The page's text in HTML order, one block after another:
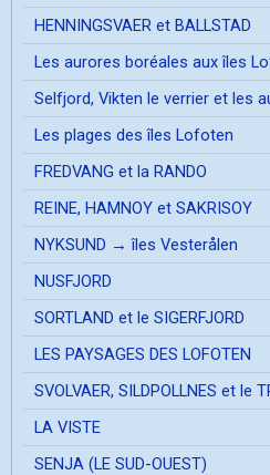
HENNINGSVAER et BALLSTAD
Les aurores boréales aux îles
Selfjord, Vikten le verrier et les
Les plages des îles Lofoten
FREDVANG et la RANDO
REINE, HAMNOY et SAKRISOY
NYKSUND → îles Vesterålen
NUSFJORD
SORTLAND et le SIGERFJORD
LES PAYSAGES DES LOFOTEN
SVOLVAER, SILDPOLLNES et le
LA VISTE
SENJA (LE SUD-OUEST)